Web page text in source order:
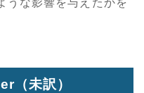
うな影響を与えたかを
（未訳）